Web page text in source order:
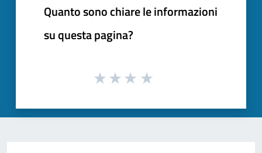
Quanto sono chiare le informazioni
su questa pagina?